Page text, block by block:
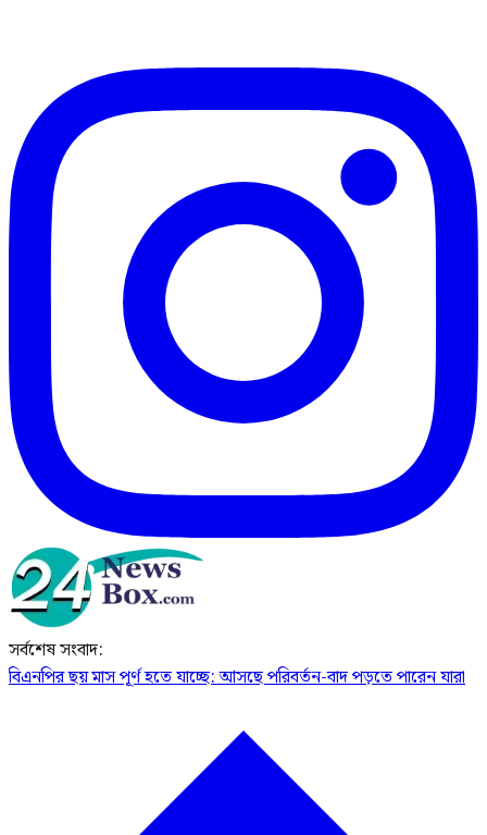
সর্বশেষ সংবাদ:
বিএনপির ছয় মাস পূর্ণ হতে যাচ্ছে: আসছে পরিবর্তন-বাদ পড়তে পারেন যারা